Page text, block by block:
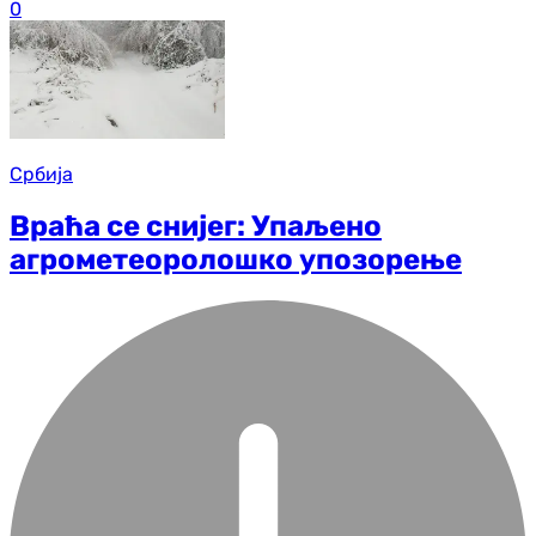
0
Србија
Враћа се снијег: Упаљено
агрометеоролошко упозорење